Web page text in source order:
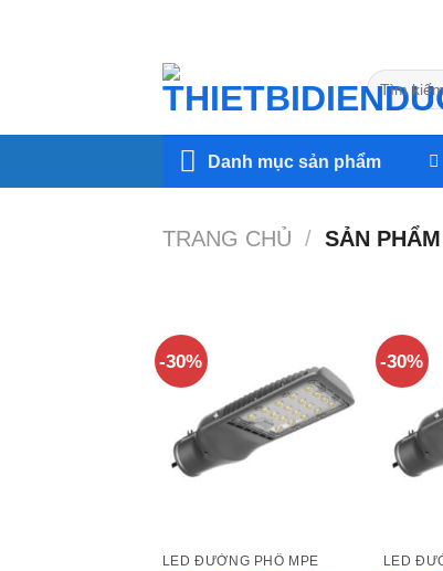
Tìm
kiếm:
Danh mục sản phẩm
TRANG CHỦ / SẢN
-30%
LED ĐƯỜNG PHỐ MPE
-30%
LED